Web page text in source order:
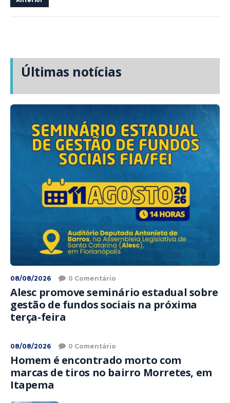
Últimas notícias
08/08/2026 0 Comentário
Alesc promove seminário estadual sobre
gestão de fundos sociais na próxima
terça-feira
08/08/2026 0 Comentário
Homem é encontrado morto com
marcas de tiros no bairro Morretes, em
Itapema